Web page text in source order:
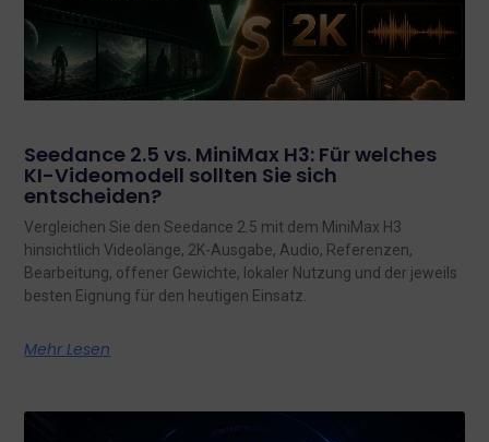
Seedance 2.5 vs. MiniMax H3: Für welches
KI-Videomodell sollten Sie sich
entscheiden?
Vergleichen Sie den Seedance 2.5 mit dem MiniMax H3
hinsichtlich Videolänge, 2K-Ausgabe, Audio, Referenzen,
Bearbeitung, offener Gewichte, lokaler Nutzung und der jeweils
besten Eignung für den heutigen Einsatz.
Mehr Lesen